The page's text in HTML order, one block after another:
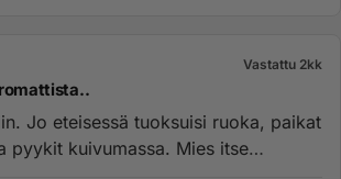
Vastattu 2kk
Jo eteisessä tuoksuisi ruoka, paikat
pyykit kuivumassa. Mies itse